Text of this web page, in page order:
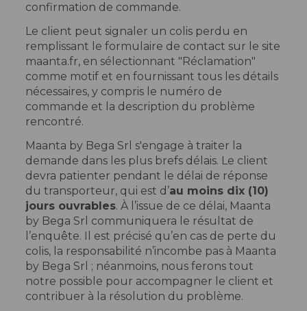
confirmation de commande.
Le client peut signaler un colis perdu en
remplissant le formulaire de contact sur le site
maanta.fr, en sélectionnant "Réclamation"
comme motif et en fournissant tous les détails
nécessaires, y compris le numéro de
commande et la description du problème
rencontré.
Maanta by Bega Srl s'engage à traiter la
demande dans les plus brefs délais. Le client
devra patienter pendant le délai de réponse
du transporteur, qui est d’au moins dix (10)
jours ouvrables. À l’issue de ce délai, Maanta
by Bega Srl communiquera le résultat de
l’enquête. Il est précisé qu’en cas de perte du
colis, la responsabilité n’incombe pas à Maanta
by Bega Srl ; néanmoins, nous ferons tout
notre possible pour accompagner le client et
contribuer à la résolution du problème.